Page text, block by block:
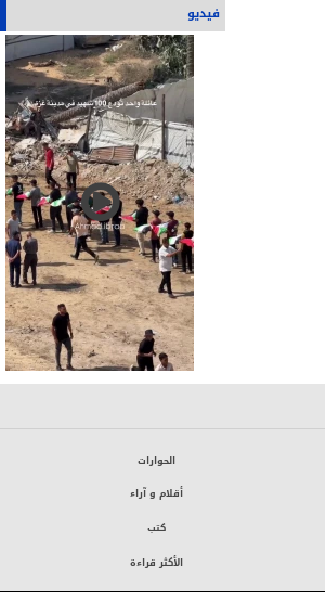
فيديو
الحوارات
أقلام و آراء
كتب
الأكثر قراءة